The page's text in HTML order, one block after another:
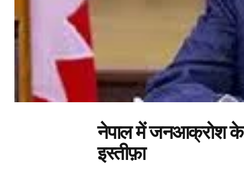
नेपाल में जनआक्रोश के
इस्तीफ़ा